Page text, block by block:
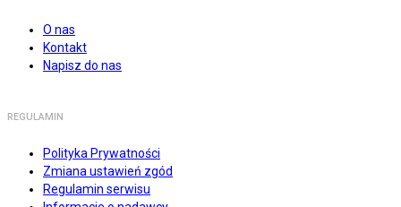
O nas
Kontakt
Napisz do nas
REGULAMIN
Polityka Prywatności
Zmiana ustawień zgód
Regulamin serwisu